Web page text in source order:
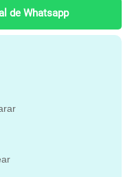
de Whatsapp